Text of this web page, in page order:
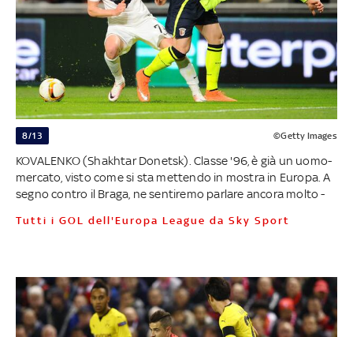
8/13 ©Getty Images
KOVALENKO (Shakhtar Donetsk). Classe '96, è già un uomo-
mercato, visto come si sta mettendo in mostra in Europa. A
segno contro il Braga, ne sentiremo parlare ancora molto -
Tutti i GOL dell'Europa League da Sky Sport